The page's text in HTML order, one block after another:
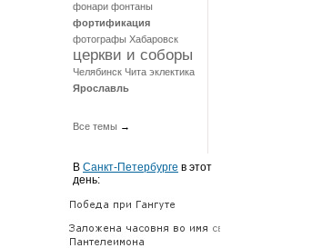
фонари фонтаны
фортификация
фотографы Хабаровск
церкви и соборы
Челябинск Чита эклектика
Ярославль
Все темы →
В Санкт-Петербурге в этот
день: